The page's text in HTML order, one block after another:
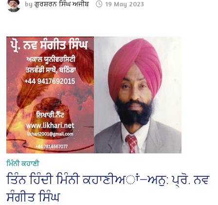
byਗੁਰਸ਼ਰਨ ਸਿੰਘ ਅਜੀਬ 19 May 2023
ਮਿੰਨੀ ਕਹਾਣੀ
ਤਿੰਨ ਹਿੰਦੀ ਮਿੰਨੀ ਕਹਾਣੀਅਾਂ—ਅਨੁ: ਪ੍ਰੋ. ਨਵ
ਸੰਗੀਤ ਸਿੰਘ